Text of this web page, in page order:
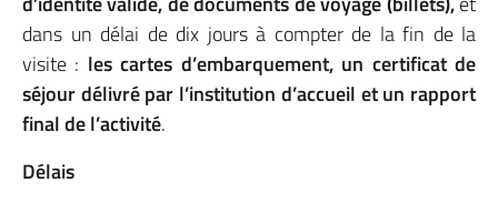
dans un délai de dix jours à compter de la fin de la
visite : les cartes d’embarquement, un certificat de
séjour délivré par l’institution d’accueil et un rapport
final de l’activité.
Délais